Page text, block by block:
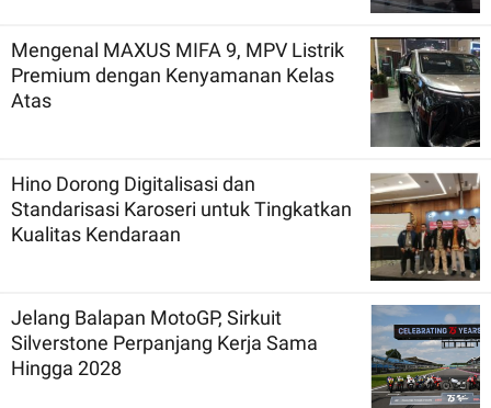
Mengenal MAXUS MIFA 9, MPV Listrik
Premium dengan Kenyamanan Kelas
Atas
Hino Dorong Digitalisasi dan
Standarisasi Karoseri untuk Tingkatkan
Kualitas Kendaraan
Jelang Balapan MotoGP, Sirkuit
Silverstone Perpanjang Kerja Sama
Hingga 2028